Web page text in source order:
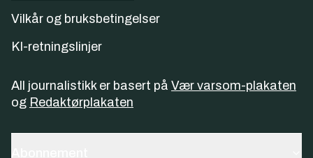
Vilkår og bruksbetingelser
KI-retningslinjer
All journalistikk er basert på Vær varsom-plakaten
og Redaktørplakaten